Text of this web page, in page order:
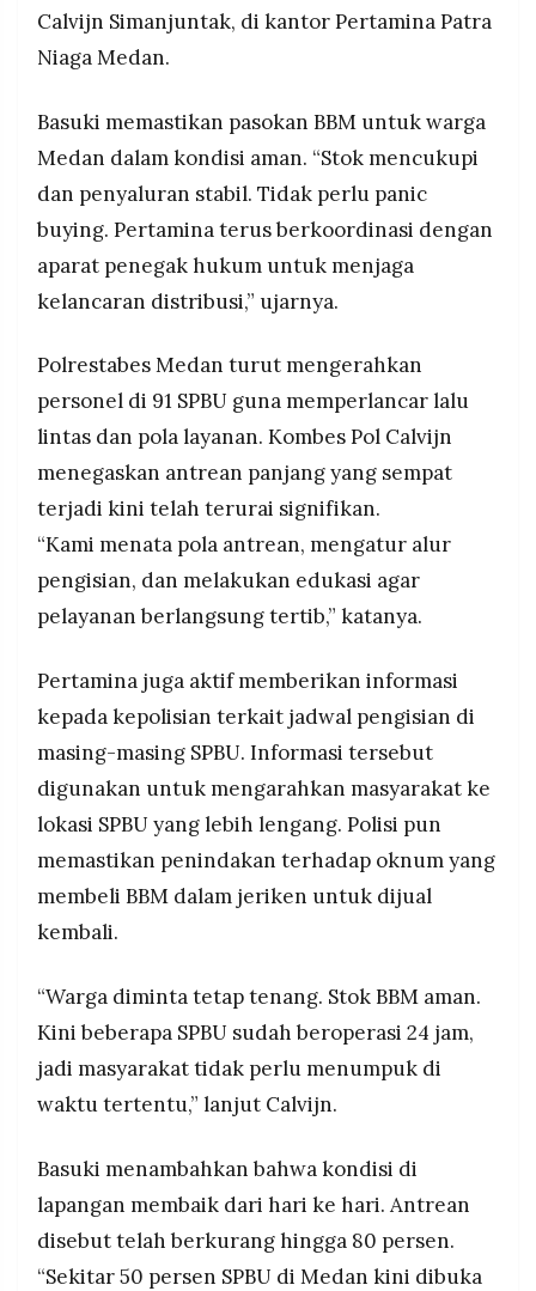
Calvijn Simanjuntak, di kantor Pertamina Patra
Niaga Medan.
Basuki memastikan pasokan BBM untuk warga
Medan dalam kondisi aman. “Stok mencukupi
dan penyaluran stabil. Tidak perlu panic
buying. Pertamina terus berkoordinasi dengan
aparat penegak hukum untuk menjaga
kelancaran distribusi,” ujarnya.
Polrestabes Medan turut mengerahkan
personel di 91 SPBU guna memperlancar lalu
lintas dan pola layanan. Kombes Pol Calvijn
menegaskan antrean panjang yang sempat
terjadi kini telah terurai signifikan.
“Kami menata pola antrean, mengatur alur
pengisian, dan melakukan edukasi agar
pelayanan berlangsung tertib,” katanya.
Pertamina juga aktif memberikan informasi
kepada kepolisian terkait jadwal pengisian di
masing-masing SPBU. Informasi tersebut
digunakan untuk mengarahkan masyarakat ke
lokasi SPBU yang lebih lengang. Polisi pun
memastikan penindakan terhadap oknum yang
membeli BBM dalam jeriken untuk dijual
kembali.
“Warga diminta tetap tenang. Stok BBM aman.
Kini beberapa SPBU sudah beroperasi 24 jam,
jadi masyarakat tidak perlu menumpuk di
waktu tertentu,” lanjut Calvijn.
Basuki menambahkan bahwa kondisi di
lapangan membaik dari hari ke hari. Antrean
disebut telah berkurang hingga 80 persen.
“Sekitar 50 persen SPBU di Medan kini dibuka